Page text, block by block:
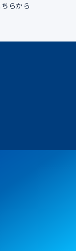
らから